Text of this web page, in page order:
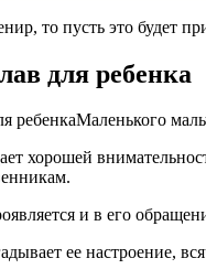
то пусть это будет
для ребенка
Маленького
хорошей
и в его
ее настроение,